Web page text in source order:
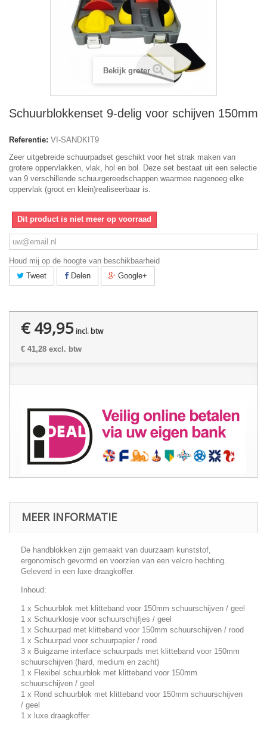
Bekijk groter
Schuurblokkenset 9-delig voor schijven 150mm
Referentie: VI-SANDKIT9
Zeer uitgebreide schuurpadset geschikt voor het strak maken van
grotere oppervlakken, vlak, hol en bol. Deze set bestaat uit een selectie
van 9 verschillende schuurgereedschappen waarmee nagenoeg elke
oppervlak (groot en klein)realiseerbaar is.
Dit product is niet meer op voorraad
Houd mij op de hoogte van beschikbaarheid
Tweet
Delen Google+
€ 49,95 incl. btw
€ 41,28 excl. btw
MEER INFORMATIE
De handblokken zijn gemaakt van duurzaam kunststof,
ergonomisch gevormd en voorzien van een velcro hechting.
Geleverd in een luxe draagkoffer.
Inhoud:
1 x Schuurblok met klitteband voor 150mm schuurschijven / geel
1 x Schuurklosje voor schuurschijfjes / geel
1 x Schuurpad met klitteband voor 150mm schuurschijven / rood
1 x Schuurpad voor schuurpapier / rood
3 x Buigzame interface schuurpads met klitteband voor 150mm
schuurschijven (hard, medium en zacht)
1 x Flexibel schuurblok met klitteband voor 150mm
schuurschijven / geel
1 x Rond schuurblok met klitteband voor 150mm schuurschijven
/ geel
1 x luxe draagkoffer